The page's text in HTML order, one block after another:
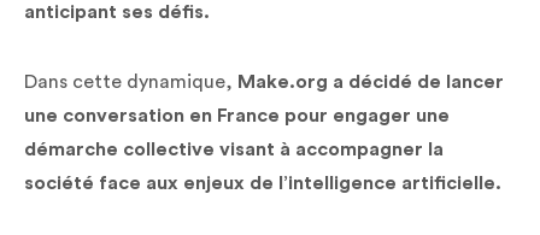
anticipant ses défis.
Dans cette dynamique, Make.org a décidé de lancer
une conversation en France pour engager une
démarche collective visant à accompagner la
société face aux enjeux de l’intelligence artificielle.